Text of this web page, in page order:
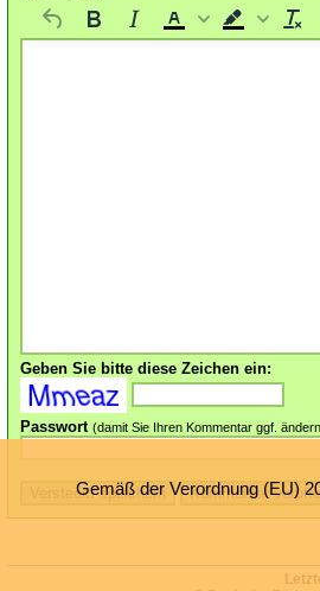
Geben Sie bitte diese Zeichen ein:
Passwort (damit Sie Ihren Kommentar ggf.
Gemäß der Verordnung (EU)